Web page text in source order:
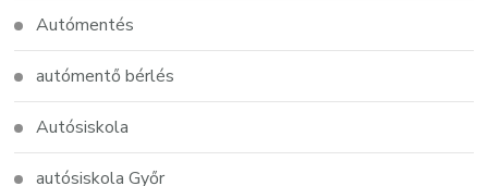
Autómentés
autómentő bérlés
Autósiskola
autósiskola Győr